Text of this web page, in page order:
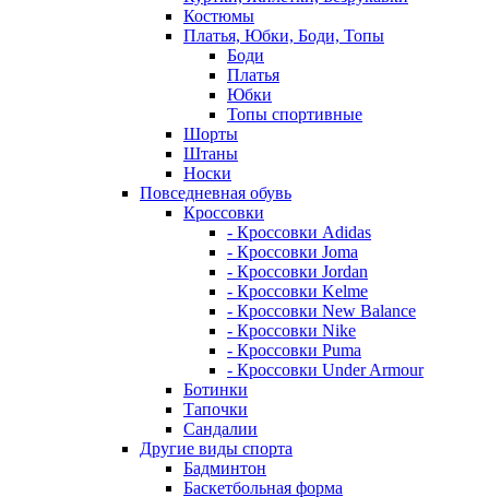
Костюмы
Платья, Юбки, Боди, Топы
Боди
Платья
Юбки
Топы спортивные
Шорты
Штаны
Носки
Повседневная обувь
Кроссовки
- Кроссовки Adidas
- Кроссовки Joma
- Кроссовки Jordan
- Кроссовки Kelme
- Кроссовки New Balance
- Кроссовки Nike
- Кроссовки Puma
- Кроссовки Under Armour
Ботинки
Тапочки
Сандалии
Другие виды спорта
Бадминтон
Баскетбольная форма